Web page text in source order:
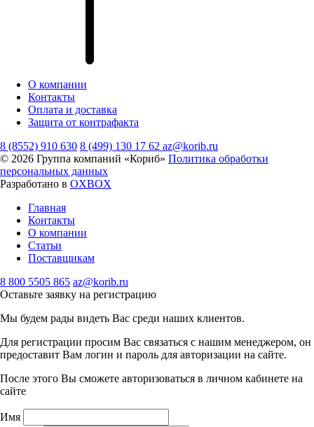
О компании
Контакты
Оплата и доставка
Защита от контрафакта
8 (8552) 910 630 8 (499) 130 17 62 az@korib.ru
© 2026 Группа компаний «Кориб» Политика обработки
персональных данных
Разработано в OXBOX
Главная
Контакты
О компании
Статьи
Поставщикам
8 800 5505 865 az@korib.ru
Оставьте заявку на регистрацию
Мы будем рады видеть Вас среди наших клиентов.
Для регистрации просим Вас связаться с нашим менеджером, он
предоставит Вам логин и пароль для авторизации на сайте.
После этого Вы сможете авторизоваться в личном кабинете на
сайте
Имя